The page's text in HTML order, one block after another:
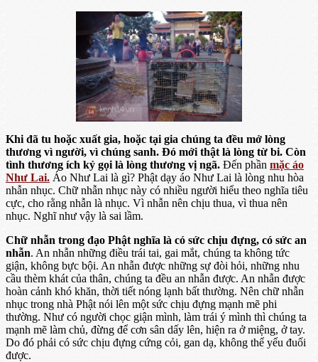
Khi đã tu hoặc xuất gia, hoặc tại gia chúng ta đều mở lòng
thương vì người, vì chúng sanh. Đó mới thật là lòng từ bi. Còn
tình thương ích kỷ gọi là lòng thương vị ngã. Đến phần mặc áo
Như Lai. Áo Như Lai là gì? Phật dạy áo Như Lai là lòng nhu hòa
nhẫn nhục. Chữ nhẫn nhục này có nhiều người hiểu theo nghĩa tiêu
cực, cho rằng nhẫn là nhục. Vì nhẫn nên chịu thua, vì thua nên
nhục. Nghĩ như vậy là sai lầm.
Chữ nhẫn trong đạo Phật nghĩa là có sức chịu đựng, có sức an
nhẫn. An nhẫn những điều trái tai, gai mắt, chúng ta không tức
giận, không bực bội. An nhẫn được những sự đòi hỏi, những nhu
cầu thèm khát của thân, chúng ta đều an nhẫn được. An nhẫn được
hoàn cảnh khó khăn, thời tiết nóng lạnh bất thường. Nên chữ nhẫn
nhục trong nhà Phật nói lên một sức chịu đựng mạnh mẽ phi
thường. Như có người chọc giận mình, làm trái ý mình thì chúng ta
mạnh mẽ làm chủ, đừng để cơn sân dấy lên, hiện ra ở miệng, ở tay.
Do đó phải có sức chịu đựng cứng cỏi, gan dạ, không thể yếu đuối
được.